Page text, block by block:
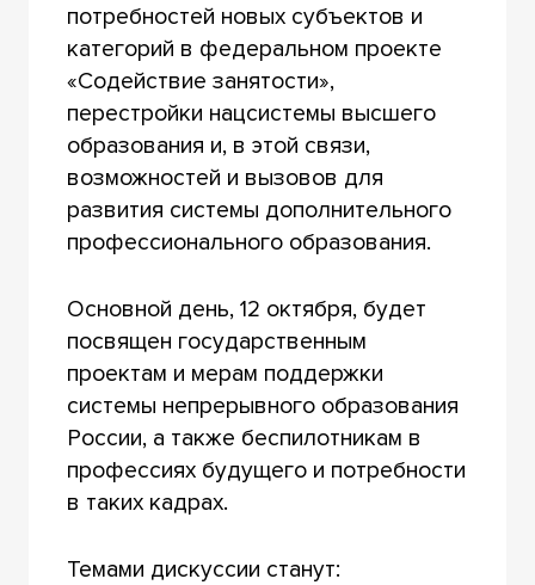
потребностей новых субъектов и
категорий в федеральном проекте
«Содействие занятости»,
перестройки нацсистемы высшего
образования и, в этой связи,
возможностей и вызовов для
развития системы дополнительного
профессионального образования.
Основной день, 12 октября, будет
посвящен государственным
проектам и мерам поддержки
системы непрерывного образования
России, а также беспилотникам в
профессиях будущего и потребности
в таких кадрах.
Темами дискуссии станут: